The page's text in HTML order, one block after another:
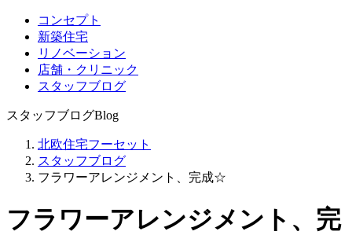
コンセプト
新築住宅
リノベーション
店舗 ・クリニック
スタッフブログ
スタッフブログBlog
北欧住宅フーセット
スタッフブログ
フラワーアレンジメント、完成☆
フラワーアレンジメント、完